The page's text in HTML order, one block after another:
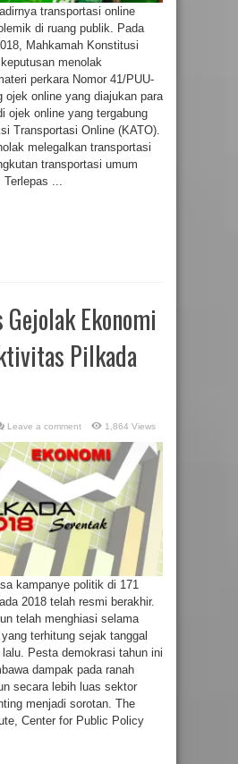
transportasi online
di ruang publik. Pada
Mahkamah Konstitusi
menolak
perkara Nomor 41/PUU-
ojek online yang diajukan para
ojek online yang tergabung
Transportasi Online (KATO).
melegalkan transportasi
transportasi umum
Terlepas ...
Gejolak Ekonomi
Pilkada
Leave a comment 1,864 Views
kampanye politik di 171
2018 telah resmi berakhir.
telah menghiasi selama
terhitung sejak tanggal
lalu. Pesta demokrasi tahun ini
dampak pada ranah
secara lebih luas sektor
menjadi sorotan. The
Center for Public Policy